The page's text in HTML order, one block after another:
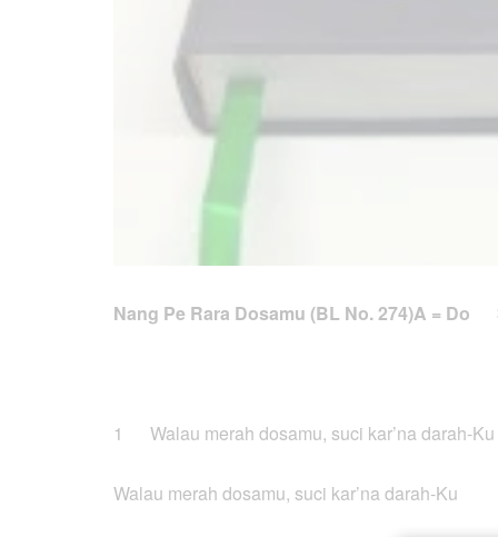
Nang Pe Rara Dosamu (BL No. 274)A = Do
1 Walau merah dosamu, suci kar’na darah-Ku
Walau merah dosamu, suci kar’na darah-Ku